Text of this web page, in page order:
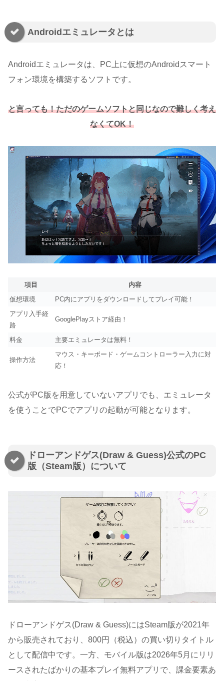
Androidエミュレータとは
Androidエミュレータは、PC上に仮想のAndroidスマート
フォン環境を構築するソフトです。
と言っても！ただのゲームソフトと同じなので難しく考え
なくてOK！
項目
内容
仮想環境
PC内にアプリをダウンロードしてプレイ可能！
アプリ入手経
路
GooglePlayストア経由！
料金 主要エミュレータは無料！
操作方法
マウス・キーボード・ゲームコントローラー入力に対
応！
公式がPC版を用意していないアプリでも、エミュレータ
を使うことでPCでアプリの起動が可能となります。
ドローアンドゲス(Draw & Guess)公式のPC
版（Steam版）について
ドローアンドゲス(Draw & Guess)にはSteam版が2021年
から販売されており、800円（税込）の買い切りタイトル
として配信中です。一方、モバイル版は2026年5月にリリ
ースされたばかりの基本プレイ無料アプリで、課金要素あ